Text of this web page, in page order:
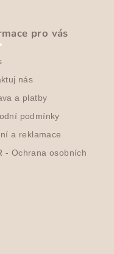
pro vás
nás
a platby
podmínky
a reklamace
- Ochrana osobních